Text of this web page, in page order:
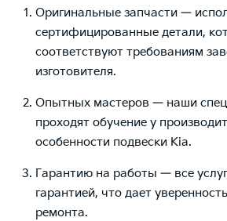
Оригинальные запчасти —
сертифицированные детали,
соответствуют требованиям
изготовителя.
Опытных мастеров — наши
проходят обучение у
особенности подвески Kia.
Гарантию на работы — все
гарантией, что дает
ремонта.